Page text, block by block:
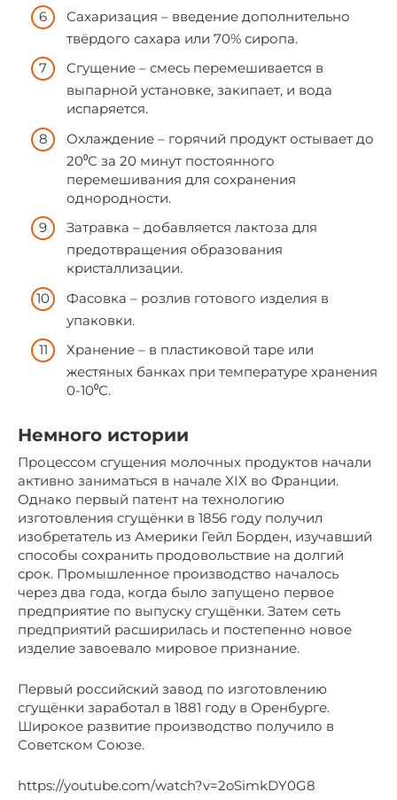
Сахаризация – введение дополнительно
твёрдого сахара или 70% сиропа.
Сгущение – смесь перемешивается в
выпарной установке, закипает, и вода
испаряется.
Охлаждение – горячий продукт остывает до
20⁰С за 20 минут постоянного
перемешивания для сохранения
однородности.
Затравка – добавляется лактоза для
предотвращения образования
кристаллизации.
Фасовка – розлив готового изделия в
упаковки.
Хранение – в пластиковой таре или
жестяных банках при температуре хранения
0-10⁰С.
Немного истории
Процессом сгущения молочных продуктов начали
активно заниматься в начале XIX во Франции.
Однако первый патент на технологию
изготовления сгущёнки в 1856 году получил
изобретатель из Америки Гейл Борден, изучавший
способы сохранить продовольствие на долгий
срок. Промышленное производство началось
через два года, когда было запущено первое
предприятие по выпуску сгущёнки. Затем сеть
предприятий расширилась и постепенно новое
изделие завоевало мировое признание.
Первый российский завод по изготовлению
сгущёнки заработал в 1881 году в Оренбурге.
Широкое развитие производство получило в
Советском Союзе.
https://youtube.com/watch?v=2oSimkDY0G8